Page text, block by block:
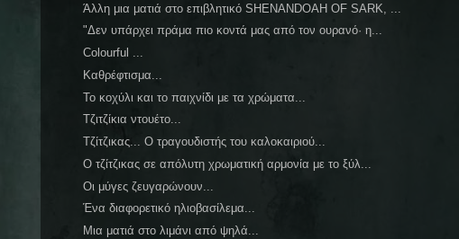
Άλλη μια ματιά στο επιβλητικό SHENANDOAH OF SARK, ...
"Δεν υπάρχει πράμα πιο κοντά μας από τον ουρανό· η...
Colourful ...
Καθρέφτισμα...
Το κοχύλι και το παιχνίδι με τα χρώματα...
Τζιτζίκια ντουέτο...
Τζίτζικας... Ο τραγουδιστής του καλοκαιριού...
Ο τζίτζικας σε απόλυτη χρωματική αρμονία με το ξύλ...
Οι μύγες ζευγαρώνουν...
Ένα διαφορετικό ηλιοβασίλεμα...
Μια ματιά στο λιμάνι από ψηλά...